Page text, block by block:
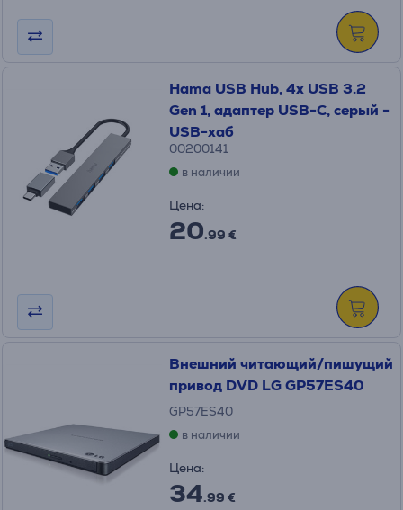
Hama USB Hub, 4x USB 3.2
Gen 1, адаптер USB-C, серый -
USB-хаб
00200141
в наличии
Цена:
20.99 €
Внешний читающий/пишущий
привод DVD LG GP57ES40
GP57ES40
в наличии
Цена:
34.99 €